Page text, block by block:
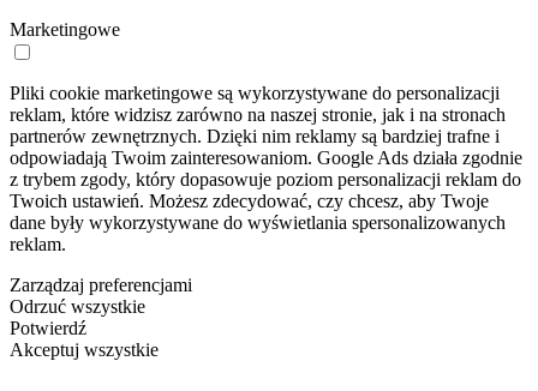
Marketingowe
Pliki cookie marketingowe są wykorzystywane do personalizacji
reklam, które widzisz zarówno na naszej stronie, jak i na stronach
partnerów zewnętrznych. Dzięki nim reklamy są bardziej trafne i
odpowiadają Twoim zainteresowaniom. Google Ads działa zgodnie
z trybem zgody, który dopasowuje poziom personalizacji reklam do
Twoich ustawień. Możesz zdecydować, czy chcesz, aby Twoje
dane były wykorzystywane do wyświetlania spersonalizowanych
reklam.
Zarządzaj preferencjami
Odrzuć wszystkie
Potwierdź
Akceptuj wszystkie